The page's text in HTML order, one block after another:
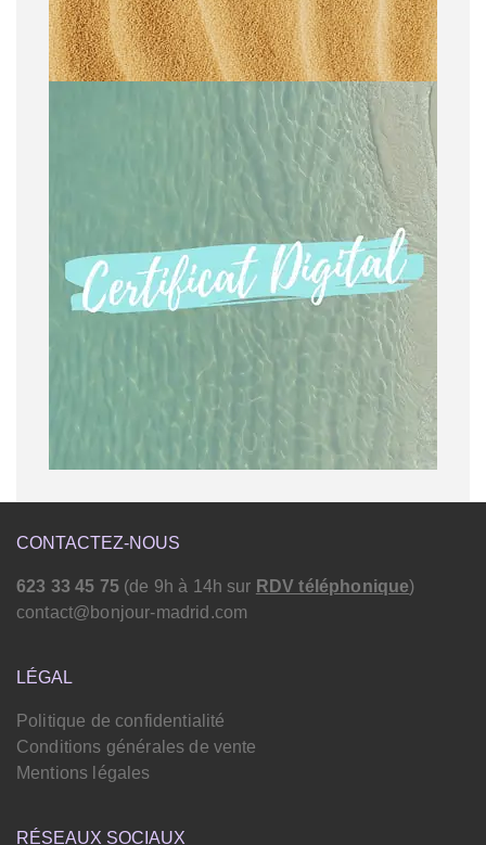
CONTACTEZ-NOUS
623 33 45 75(de 9h à 14h sur RDV téléphonique)
contact@bonjour-madrid.com
LÉGAL
Politique de confidentialité
Conditions générales de vente
Mentions légales
RÉSEAUX SOCIAUX